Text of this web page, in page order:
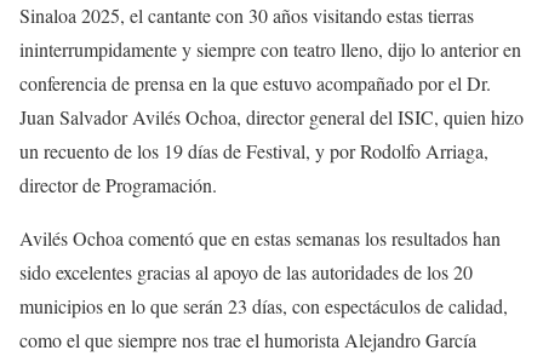
Sinaloa 2025, el cantante con 30 años visitando estas tierras
ininterrumpidamente y siempre con teatro lleno, dijo lo anterior en
conferencia de prensa en la que estuvo acompañado por el Dr.
Juan Salvador Avilés Ochoa, director general del ISIC, quien hizo
un recuento de los 19 días de Festival, y por Rodolfo Arriaga,
director de Programación.
Avilés Ochoa comentó que en estas semanas los resultados han
sido excelentes gracias al apoyo de las autoridades de los 20
municipios en lo que serán 23 días, con espectáculos de calidad,
como el que siempre nos trae el humorista Alejandro García